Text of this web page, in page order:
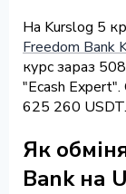
На Kurslog 5
Freedom Bank
курс зараз
"Ecash
625 260 USDT.
Як
Bank на